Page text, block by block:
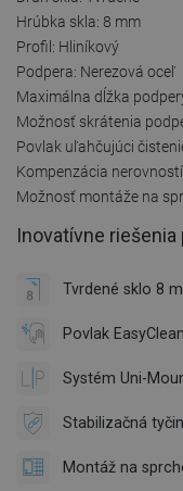
Hrúbka skla: 8 mm
Profil: Hliníkový
Podpera: Nerezová oceľ
Maximálna dĺžka
Možnosť skrátenia
Povlak uľahčujúci
Kompenzácia
Možnosť montáže na
Inovatívne
Tvrdené sklo 8
Povlak EasyClean
Systém Uni-
Stabilizačná
Montáž na